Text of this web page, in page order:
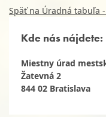
Späť na Úradná tabuľa
Kde nás nájdete:
Miestny úrad
Žatevná 2
844 02 Bratislava